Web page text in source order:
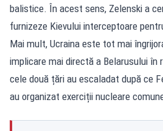
balistice. În acest sens, Zelenski a
furnizeze Kievului interceptoare
Mai mult, Ucraina este tot mai
implicare mai directă a Belarusului în
cele două țări au escaladat după ce
au organizat exerciții nucleare